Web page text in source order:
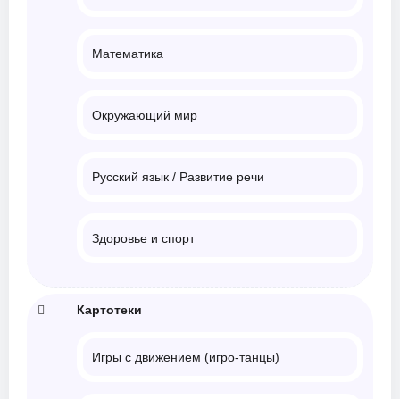
Математика
Окружающий мир
Русский язык / Развитие речи
Здоровье и спорт
Картотеки
Игры с движением (игро-танцы)